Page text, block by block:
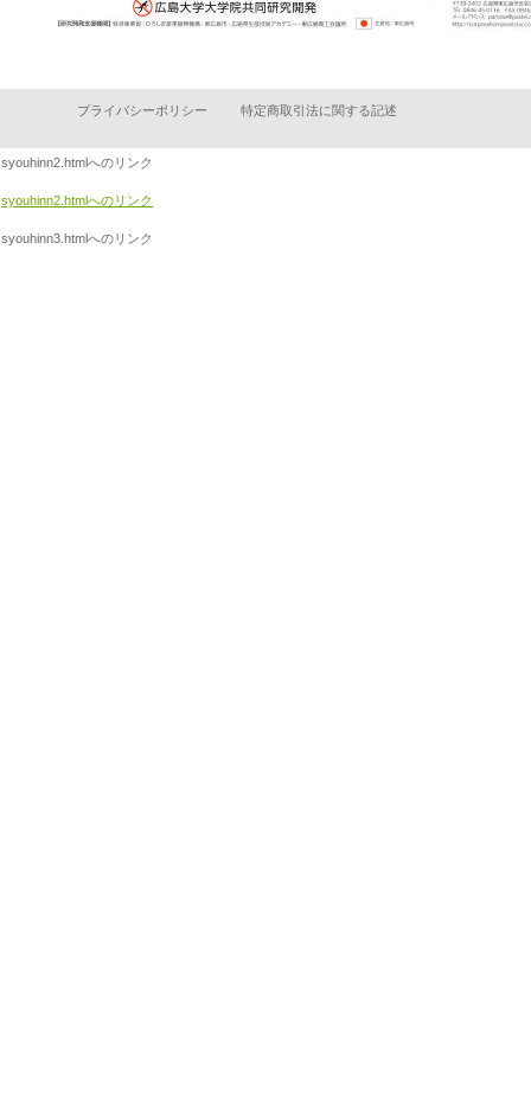
プライバシーポリシー 特定商取引法に関する記述
syouhinn2.htmlへのリンク
syouhinn2.htmlへのリンク
syouhinn3.htmlへのリンク